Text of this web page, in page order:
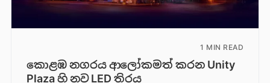
1 MIN READ
කොළඹ නගරය ආලෝකමත් කරන Unity
Plaza හි නව LED තිරය